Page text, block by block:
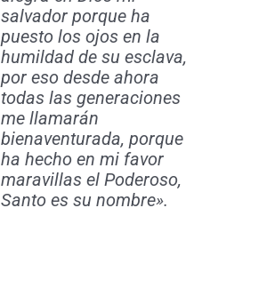
salvador porque ha
puesto los ojos en la
humildad de su esclava,
por eso desde ahora
todas las generaciones
me llamarán
bienaventurada, porque
ha hecho en mi favor
maravillas el Poderoso,
Santo es su nombre».